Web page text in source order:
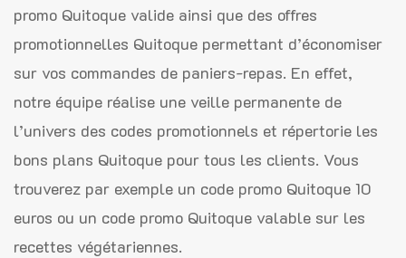
promo Quitoque valide ainsi que des offres
promotionnelles Quitoque permettant d’économiser
sur vos commandes de paniers-repas. En effet,
notre équipe réalise une veille permanente de
l’univers des codes promotionnels et répertorie les
bons plans Quitoque pour tous les clients. Vous
trouverez par exemple un code promo Quitoque 10
euros ou un code promo Quitoque valable sur les
recettes végétariennes.